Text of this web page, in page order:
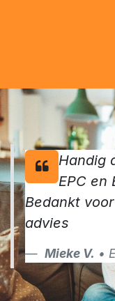
Handig
EPC en
Bedankt
advies
Mieke V. •